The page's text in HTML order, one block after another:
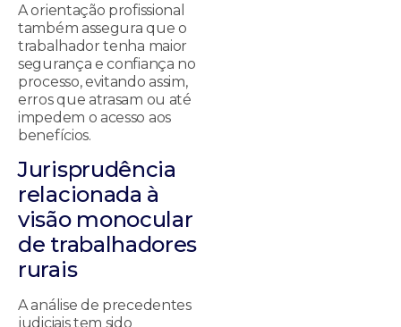
A orientação profissional
também assegura que o
trabalhador tenha maior
segurança e confiança no
processo, evitando assim,
erros que atrasam ou até
impedem o acesso aos
benefícios.
Jurisprudência
relacionada à
visão monocular
de trabalhadores
rurais
A análise de precedentes
judiciais tem sido